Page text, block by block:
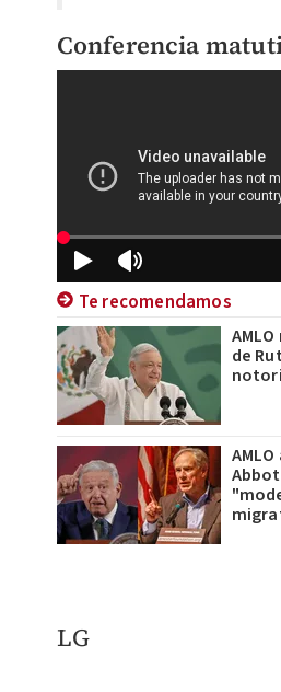
Conferencia
Te recomendamos
de
LG